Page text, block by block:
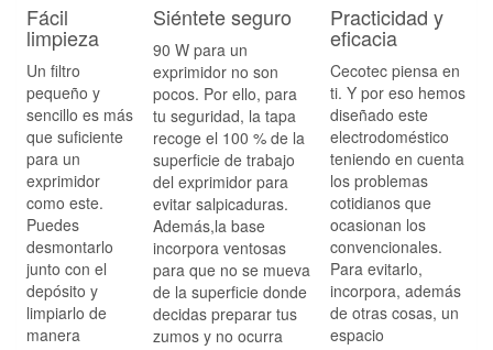
Fácil
limpieza
Un filtro
pequeño y
sencillo es más
que suficiente
para un
exprimidor
como este.
Puedes
desmontarlo
junto con el
depósito y
limpiarlo de
manera
Siéntete seguro
90 W para un
exprimidor no son
pocos. Por ello, para
tu seguridad, la tapa
recoge el 100 % de la
superficie de trabajo
del exprimidor para
evitar salpicaduras.
Además,la base
incorpora ventosas
para que no se mueva
de la superficie donde
decidas preparar tus
zumos y no ocurra
Practicidad y
eficacia
Cecotec piensa en
ti. Y por eso hemos
diseñado este
electrodoméstico
teniendo en cuenta
los problemas
cotidianos que
ocasionan los
convencionales.
Para evitarlo,
incorpora, además
de otras cosas, un
espacio